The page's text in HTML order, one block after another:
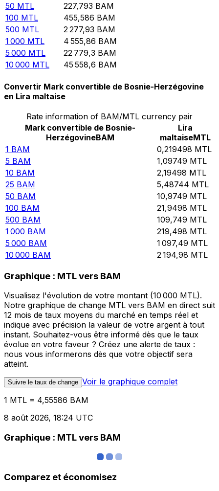
50 MTL 227,793 BAM
100 MTL 455,586 BAM
500 MTL 2 277,93 BAM
1 000 MTL 4 555,86 BAM
5 000 MTL 22 779,3 BAM
10 000 MTL 45 558,6 BAM
Convertir Mark convertible de Bosnie-Herzégovine
en Lira maltaise
Rate information of BAM/MTL currency pair
Mark convertible de Bosnie-
HerzégovineBAM
Lira
maltaiseMTL
1 BAM 0,219498 MTL
5 BAM 1,09749 MTL
10 BAM 2,19498 MTL
25 BAM 5,48744 MTL
50 BAM 10,9749 MTL
100 BAM 21,9498 MTL
500 BAM 109,749 MTL
1 000 BAM 219,498 MTL
5 000 BAM 1 097,49 MTL
10 000 BAM 2 194,98 MTL
Graphique : MTL vers BAM
Visualisez l'évolution de votre montant (10 000 MTL).
Notre graphique de change MTL vers BAM en direct suit
12 mois de taux moyens du marché en temps réel et
indique avec précision la valeur de votre argent à tout
instant. Souhaitez-vous être informé dès que le taux
évolue en votre faveur ? Créez une alerte de taux :
nous vous informerons dès que votre objectif sera
atteint.
Suivre le taux de change Voir le graphique complet
1 MTL = 4,55586 BAM
8 août 2026, 18:24 UTC
Graphique : MTL vers BAM
Comparez et économisez